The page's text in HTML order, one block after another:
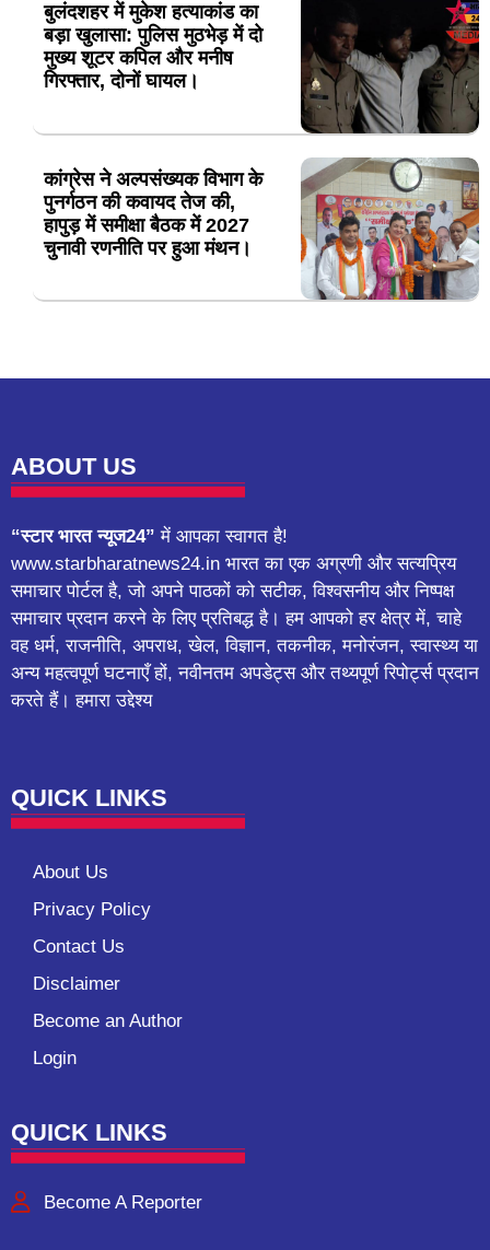
बुलंदशहर में मुकेश हत्याकांड का
बड़ा खुलासा: पुलिस मुठभेड़ में दो
मुख्य शूटर कपिल और मनीष
गिरफ्तार, दोनों घायल।
कांग्रेस ने अल्पसंख्यक विभाग के
पुनर्गठन की कवायद तेज की,
हापुड़ में समीक्षा बैठक में 2027
चुनावी रणनीति पर हुआ मंथन।
ABOUT US
“स्टार भारत न्यूज24” में आपका स्वागत है!
www.starbharatnews24.in भारत का एक अग्रणी और सत्यप्रिय
समाचार पोर्टल है, जो अपने पाठकों को सटीक, विश्वसनीय और निष्पक्ष
समाचार प्रदान करने के लिए प्रतिबद्ध है। हम आपको हर क्षेत्र में, चाहे
वह धर्म, राजनीति, अपराध, खेल, विज्ञान, तकनीक, मनोरंजन, स्वास्थ्य या
अन्य महत्वपूर्ण घटनाएँ हों, नवीनतम अपडेट्स और तथ्यपूर्ण रिपोर्ट्स प्रदान
करते हैं। हमारा उद्देश्य
QUICK LINKS
About Us
Privacy Policy
Contact Us
Disclaimer
Become an Author
Login
QUICK LINKS
Become A Reporter